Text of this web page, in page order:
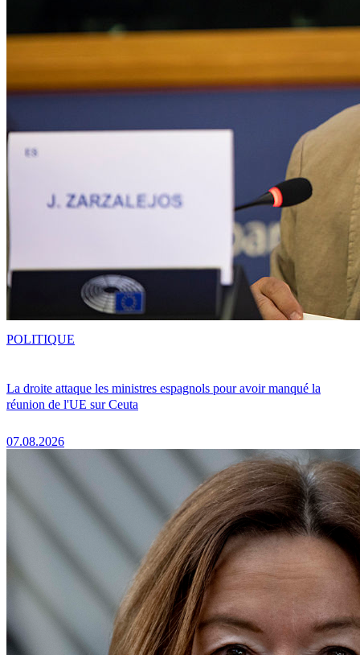
La droite attaque les ministres espagnols pour avoir manqué la
réunion de l'UE sur Ceuta
07.08.2026
POLITIQUE